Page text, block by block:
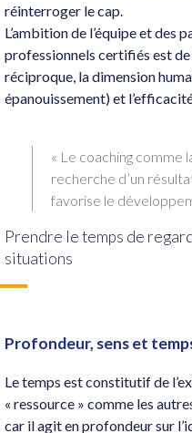
réinterroger le cap.
L’ambition de l’équipe et des
professionnels certifiés est
réciproque, la dimension
épanouissement) et
« Le coaching comme
recherche d’un
favorise le
Prendre le temps de
situations
Profondeur, sens et
Le temps est constitutif de
« ressource » comme les
car il agit en profondeur sur